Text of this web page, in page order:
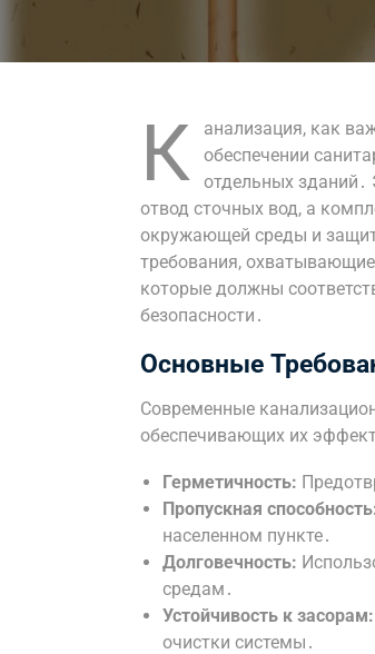
К
анализация, как
обеспечении
отдельных
отвод сточных вод, а
окружающей среды и
требования,
которые должны
безопасности․
Основные
Современные
обеспечивающих их
Герметичность:
Пропускная
населенном пункте․
Долговечность:
средам․
Устойчивость к засорам:
очистки системы․